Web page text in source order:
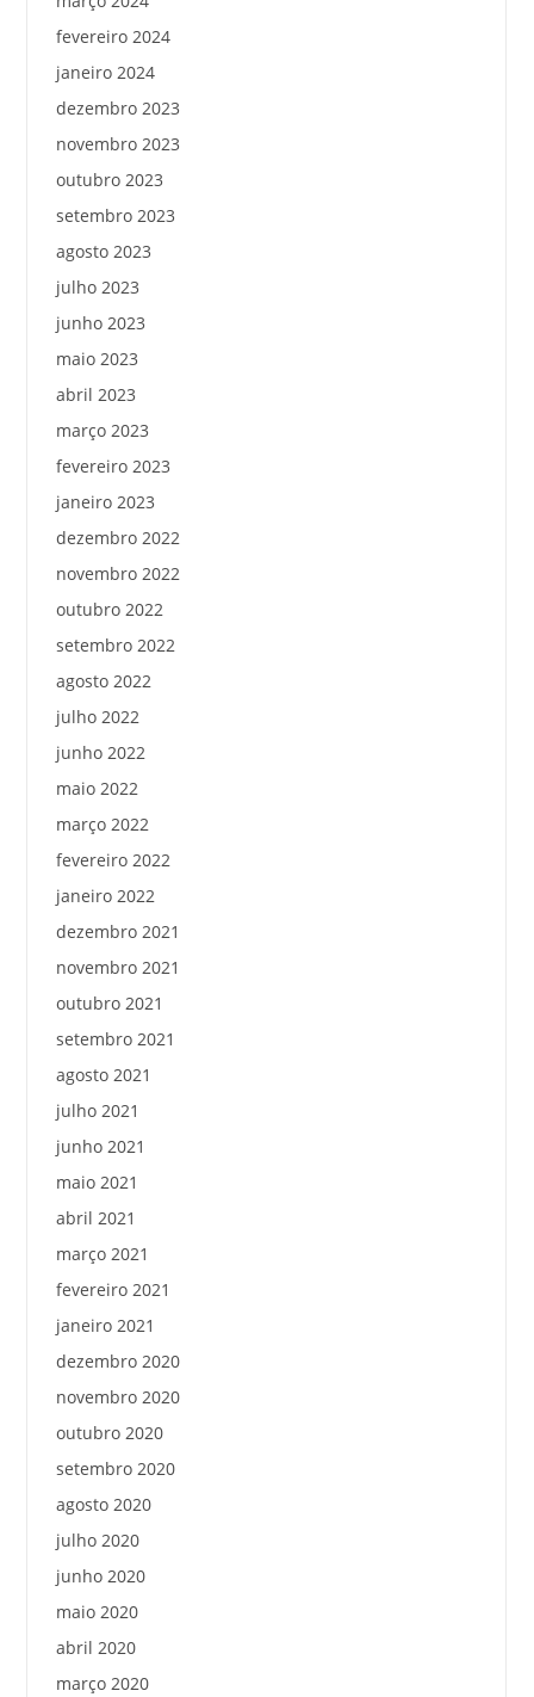
fevereiro 2024
janeiro 2024
dezembro 2023
novembro 2023
outubro 2023
setembro 2023
agosto 2023
julho 2023
junho 2023
maio 2023
abril 2023
março 2023
fevereiro 2023
janeiro 2023
dezembro 2022
novembro 2022
outubro 2022
setembro 2022
agosto 2022
julho 2022
junho 2022
maio 2022
março 2022
fevereiro 2022
janeiro 2022
dezembro 2021
novembro 2021
outubro 2021
setembro 2021
agosto 2021
julho 2021
junho 2021
maio 2021
abril 2021
março 2021
fevereiro 2021
janeiro 2021
dezembro 2020
novembro 2020
outubro 2020
setembro 2020
agosto 2020
julho 2020
junho 2020
maio 2020
abril 2020
março 2020